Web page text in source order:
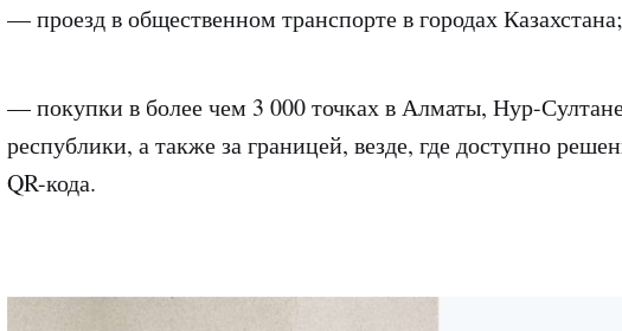
— проезд в общественном транспорте в городах Казахстана;
— покупки в более чем 3 000 точках в Алматы, Нур-
республики, а также за границей, везде, где доступно
QR-кода.